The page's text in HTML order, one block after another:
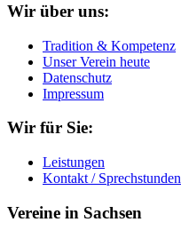
Wir über uns:
Tradition & Kompetenz
Unser Verein heute
Datenschutz
Impressum
Wir für Sie:
Leistungen
Kontakt / Sprechstunden
Vereine in Sachsen